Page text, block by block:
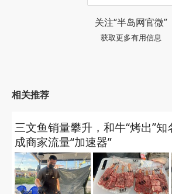
关注“半岛网官微”
获取更多有用信息
相关推荐
三文鱼销量攀升，和牛“烤出”
成商家流量“加速器”